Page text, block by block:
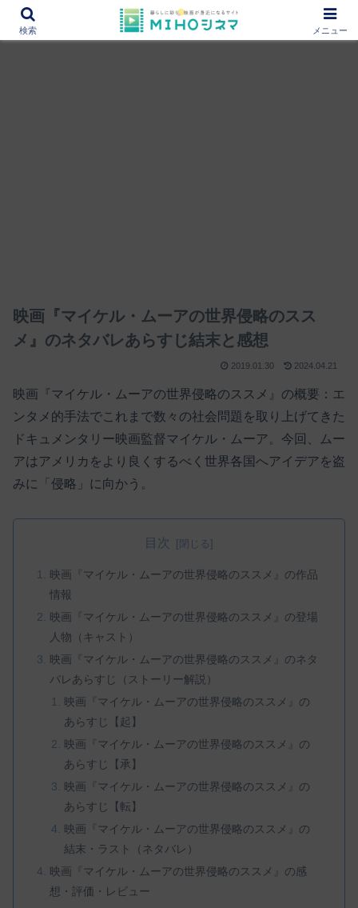
12000作品を紹介！あなたの映画図書館『MIHOシネマ』
映画『マイケル・ムーアの世界侵略のスス
メ』のネタバレあらすじ結末と感想
2019.01.30 2024.04.21
映画『マイケル・ムーアの世界侵略のススメ』の概要：エ
ンタメ的手法でこれまで数々の社会問題を取り上げてきた
ドキュメンタリー映画監督マイケル・ムーア。今回、ムー
アはアメリカをより良くするべく世界各国へアイデアを盗
みに「侵略」に向かう。
目次
映画『マイケル・ムーアの世界侵略のススメ』の作品
情報
映画『マイケル・ムーアの世界侵略のススメ』の登場
人物（キャスト）
映画『マイケル・ムーアの世界侵略のススメ』のネタ
バレあらすじ（ストーリー解説）
映画『マイケル・ムーアの世界侵略のススメ』の
あらすじ【起】
映画『マイケル・ムーアの世界侵略のススメ』の
あらすじ【承】
映画『マイケル・ムーアの世界侵略のススメ』の
あらすじ【転】
映画『マイケル・ムーアの世界侵略のススメ』の
結末・ラスト（ネタバレ）
映画『マイケル・ムーアの世界侵略のススメ』の感
想・評価・レビュー
検索 メニュー